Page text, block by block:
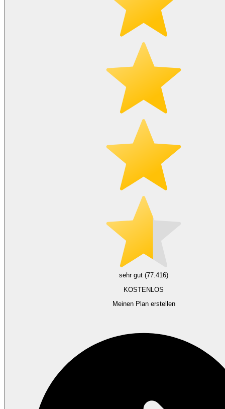
sehr gut (77.416)
KOSTENLOS
Meinen Plan erstellen